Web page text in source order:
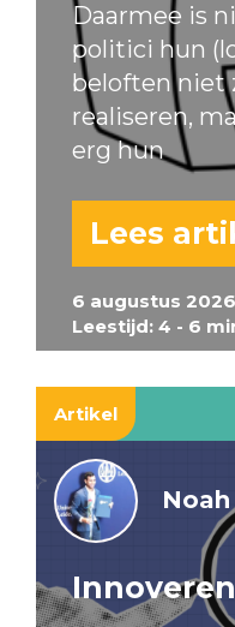
6 augustus 2026
Leestijd: 4 - 6
Daarmee is
politici hun
beloften niet
realiseren,
erg hun
Lees
Artikel